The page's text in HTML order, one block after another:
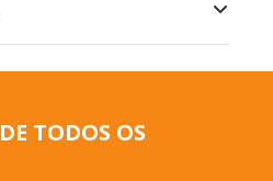
TODOS OS